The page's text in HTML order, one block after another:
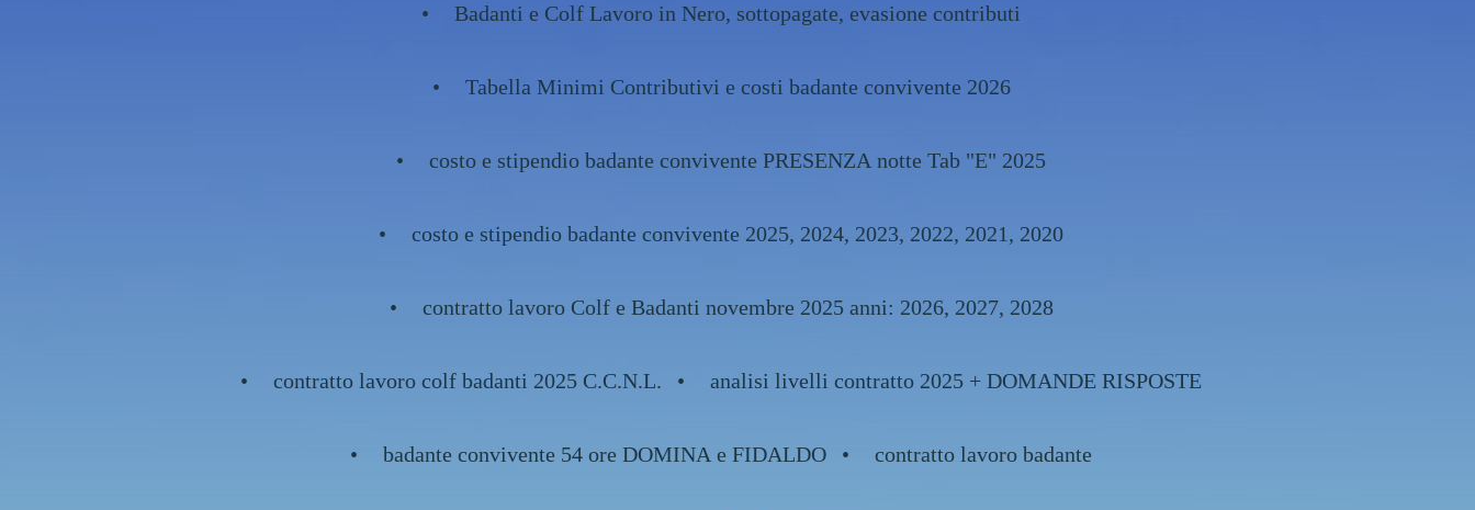
Badanti e Colf Lavoro in Nero, sottopagate, evasione contributi
Tabella Minimi Contributivi e costi badante convivente 2026
costo e stipendio badante convivente PRESENZA notte Tab "E" 2025
costo e stipendio badante convivente 2025, 2024, 2023, 2022, 2021, 2020
contratto lavoro Colf e Badanti novembre 2025 anni: 2026, 2027, 2028
contratto lavoro colf badanti 2025 C.C.N.L. analisi livelli contratto 2025 + DOMANDE RISPOSTE
badante convivente 54 ore DOMINA e FIDALDO contratto lavoro badante